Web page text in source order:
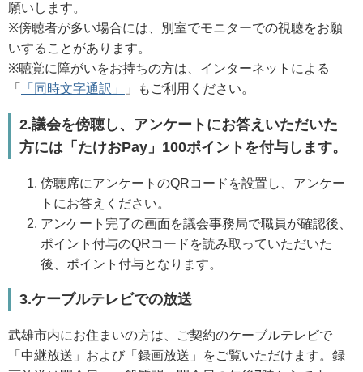
願いします。
※傍聴者が多い場合には、別室でモニターでの視聴をお願
いすることがあります。
※聴覚に障がいをお持ちの方は、インターネットによる
「
「同時文字通訳」 」もご利用ください。
2.議会を傍聴し、アンケートにお答えいただいた
方には「たけおPay」100ポイントを付与します。
傍聴席にアンケートのQRコードを設置し、アンケー
トにお答えください。
アンケート完了の画面を議会事務局で職員が確認後、
ポイント付与のQRコードを読み取っていただいた
後、ポイント付与となります。
3.ケーブルテレビでの放送
武雄市内にお住まいの方は、ご契約のケーブルテレビで
「中継放送」および「録画放送」をご覧いただけます。録